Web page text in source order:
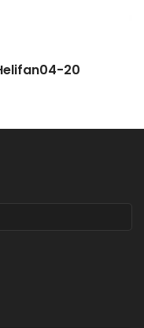
20